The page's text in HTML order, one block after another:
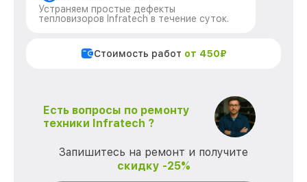
Устраняем простые дефекты
тепловизоров Infratech в течение суток.
Стоимость работ от 450₽
Есть вопросы по ремонту
техники Infratech ?
Запишитесь на ремонт и получите
скидку -25%